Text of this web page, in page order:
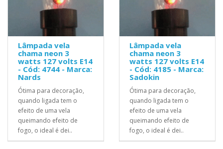
Lâmpada vela
chama neon 3
watts 127 volts E14
- Cód: 4744 - Marca:
Nards
Ótima para decoração,
quando ligada tem o
efeito de uma vela
queimando efeito de
fogo, o ideal é dei..
Lâmpada vela
chama neon 3
watts 127 volts E14
- Cód: 4185 - Marca:
Sadokin
Ótima para decoração,
quando ligada tem o
efeito de uma vela
queimando efeito de
fogo, o ideal é dei..